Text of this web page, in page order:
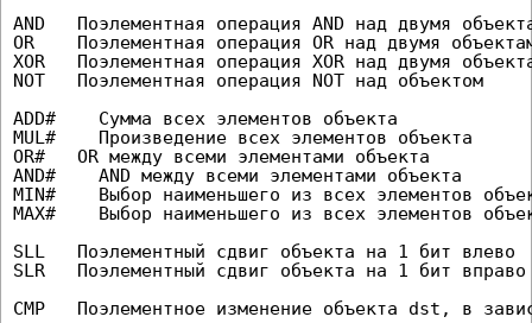
AND   Поэлементная операция AND над двумя
OR    Поэлементная операция OR над двумя
XOR   Поэлементная операция XOR над двумя
NOT   Поэлементная операция NOT над объектом
ADD#    Сумма всех элементов объекта
MUL#    Произведение всех элементов объекта
OR#   OR между всеми элементами объекта
AND#    AND между всеми элементами объекта
MIN#    Выбор наименьшего из всех элементов
MAX#    Выбор наименьшего из всех элементов
SLL   Поэлементный сдвиг объекта на 1 бит влево
SLR   Поэлементный сдвиг объекта на 1 бит вправо
CMP   Поэлементное изменение объекта dst, в